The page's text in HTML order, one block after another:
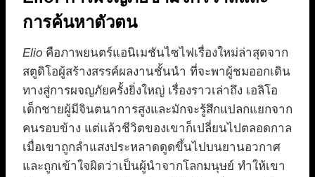
การค้นหาตัวตน
Elio คือภาพยนตร์แอนิเมชันไซไฟเรื่องใหม่ล่าสุดจาก
สตูดิโอผู้สร้างสรรค์ผลงานชั้นนำ ที่จะพาผู้ชมออกเดิน
ทางสู่การผจญภัยครั้งยิ่งใหญ่ เรื่องราวเล่าถึง เอลิโอ
เด็กชายผู้มีจินตนาการสูงและมักจะรู้สึกแปลกแยกจาก
คนรอบข้าง แต่แล้วชีวิตของเขาก็เปลี่ยนไปตลอดกาล
เมื่อเขาถูกลำแสงประหลาดดูดขึ้นไปบนยานอวกาศ
และถูกเข้าใจผิดว่าเป็นผู้นำจากโลกมนุษย์ ทำให้เขา